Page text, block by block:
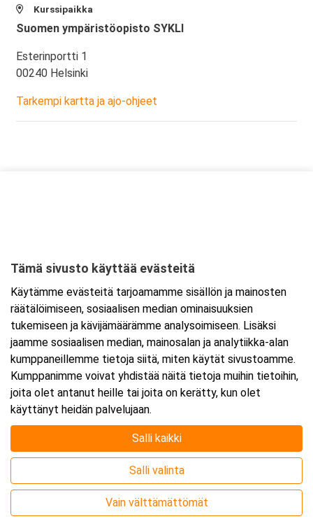
Kurssipaikka
Suomen ympäristöopisto SYKLI
Esterinportti 1
00240 Helsinki
Tarkempi kartta ja ajo-ohjeet
Järjestäjä
Tämä sivusto käyttää evästeitä
Käytämme evästeitä tarjoamamme sisällön ja mainosten
räätälöimiseen, sosiaalisen median ominaisuuksien
tukemiseen ja kävijämäärämme analysoimiseen. Lisäksi
jaamme sosiaalisen median, mainosalan ja analytiikka-alan
kumppaneillemme tietoja siitä, miten käytät sivustoamme.
Kumppanimme voivat yhdistää näitä tietoja muihin tietoihin,
joita olet antanut heille tai joita on kerätty, kun olet
käyttänyt heidän palvelujaan.
Salli kaikki
Salli valinta
Vain välttämättömät